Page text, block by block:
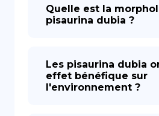
Quelle est la
pisaurina dubia ?
Les pisaurina dubia
effet bénéfique sur
l'environnement ?